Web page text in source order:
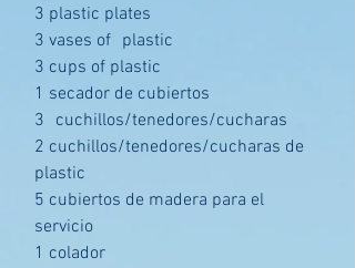
3 plastic plates
3 vases of plastic
3 cups of plastic
1 secador de cubiertos
3 cuchillos/tenedores/cucharas
2 cuchillos/tenedores/cucharas de
plastic
5 cubiertos de madera para el
servicio
1 colador